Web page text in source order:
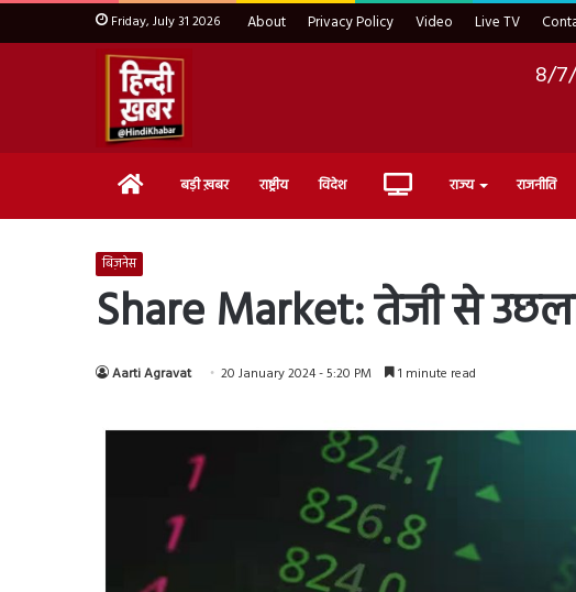
Friday, July 31 2026 About Privacy Policy Video Live TV
8/
Home बड़ी ख़बर राष्ट्रीय विदेश Live राज्य राजनीति
बिज़नेस
Share Market: तेजी से
Aarti Agravat 20 January 2024 - 5:20 PM 1 minute read